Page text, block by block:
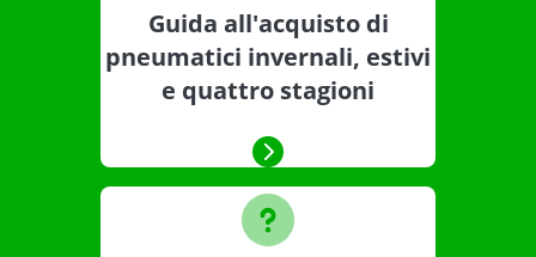
Guida all'acquisto di
pneumatici invernali, estivi
e quattro stagioni